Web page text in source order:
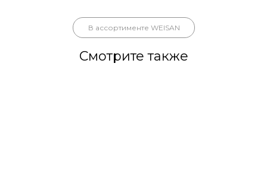
В ассортименте WEISAN
Смотрите также